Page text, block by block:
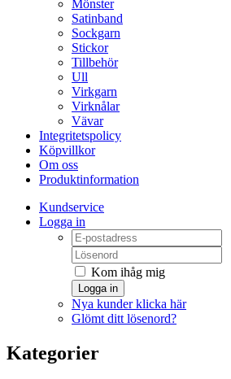
Mönster
Satinband
Sockgarn
Stickor
Tillbehör
Ull
Virkgarn
Virknålar
Vävar
Integritetspolicy
Köpvillkor
Om oss
Produktinformation
Kundservice
Logga in
Kom ihåg mig
Logga in
Nya kunder klicka här
Glömt ditt lösenord?
Kategorier